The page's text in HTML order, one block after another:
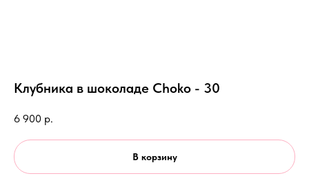
Клубника в шоколаде Choko - 30
6 900 р.
В корзину